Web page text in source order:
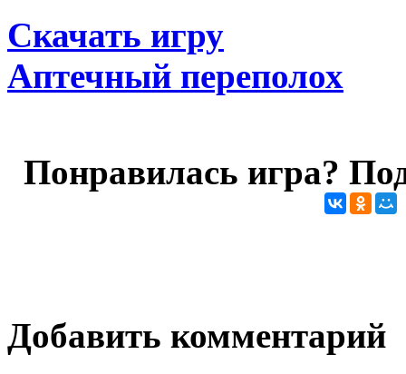
Скачать игру
Аптечный переполох
Понравилась игра?
Добавить комментарий